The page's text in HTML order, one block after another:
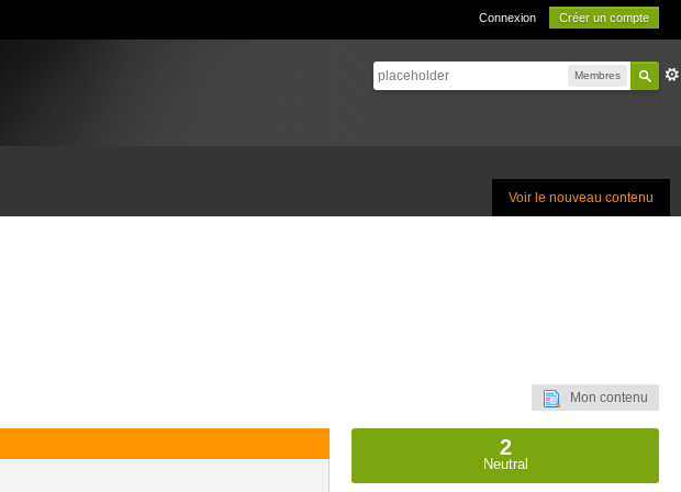
Connexion Créer un compte
Membres
Voir le nouveau contenu
Mon contenu
2
Neutral